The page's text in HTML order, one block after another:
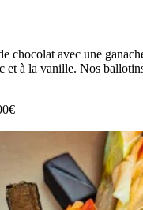
chocolat avec une
et à la vanille. Nos
€Plage
90,00€